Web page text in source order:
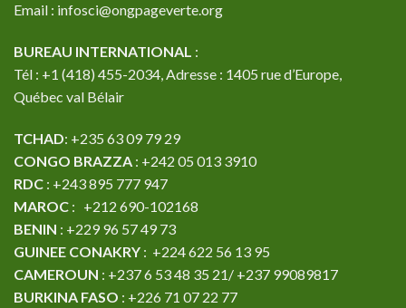
Email : infosci@ongpageverte.org
BUREAU INTERNATIONAL :
Tél : +1 (418) 455-2034, Adresse : 1405 rue d’Europe,
Québec val Bélair
TCHAD: +235 63 09 79 29
CONGO BRAZZA : +242 05 013 3910
RDC : +243 895 777 947
MAROC : +212 690-102168
BENIN : +229 96 57 49 73
GUINEE CONAKRY : +224 622 56 13 95
CAMEROUN : +237 6 53 48 35 21/ +237 99089817
BURKINA FASO : +226 71 07 22 77